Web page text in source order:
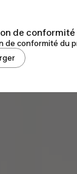
de conformité
de conformité du